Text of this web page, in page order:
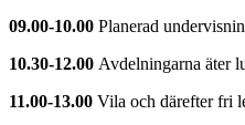
09.00-10.00 Planerad
10.30-12.00 Avdelningarna äter
11.00-13.00 Vila och därefter fri